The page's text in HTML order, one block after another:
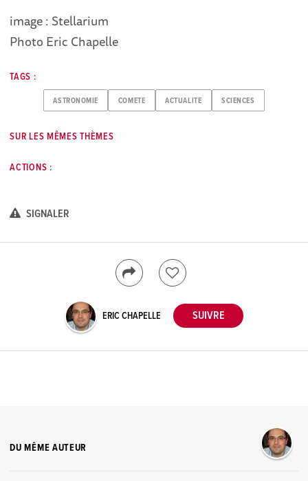
image : Stellarium
Photo Eric Chapelle
TAGS :
ASTRONOMIE COMETE ACTUALITE SCIENCES
SUR LES MÊMES THÈMES
ACTIONS :
SIGNALER
ERIC CHAPELLE
DU MÊME AUTEUR